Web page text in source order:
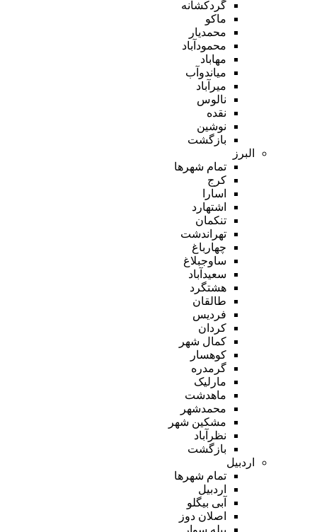
گردکشانه
ماکو
محمدیار
محمودآباد
مهاباد
میاندوآب
میرآباد
نالوس
نقده
نوشین
بازگشت
البرز
تمام شهر‌ها
کرج
اسارا
اشتهارد
تنکمان
تهراندشت
چهارباغ
ساوجبلاغ
سعیدآباد
هشتگرد
طالقان
فردیس
کردان
کمال شهر
کوهسار
گرمدره
مارلیک
ماهدشت
محمدشهر
مشکین شهر
نظرآباد
بازگشت
اردبیل
تمام شهر‌ها
اردبیل
آبی بیگلو
اصلان دوز
بیله سوار